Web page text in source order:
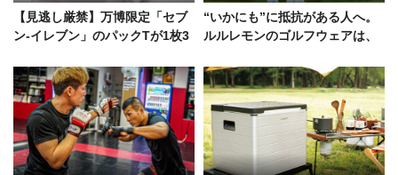
【見逃し厳禁】万博限定「セブ
ン-イレブン」のパックTが1枚3
登場
“いかにも”に抵抗がある人へ。
ルルレモンのゴルフウェアは、